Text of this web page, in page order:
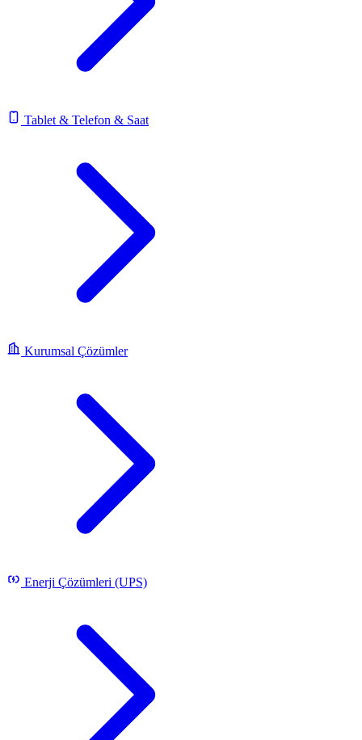
Tablet & Telefon & Saat
Kurumsal Çözümler
Enerji Çözümleri (UPS)